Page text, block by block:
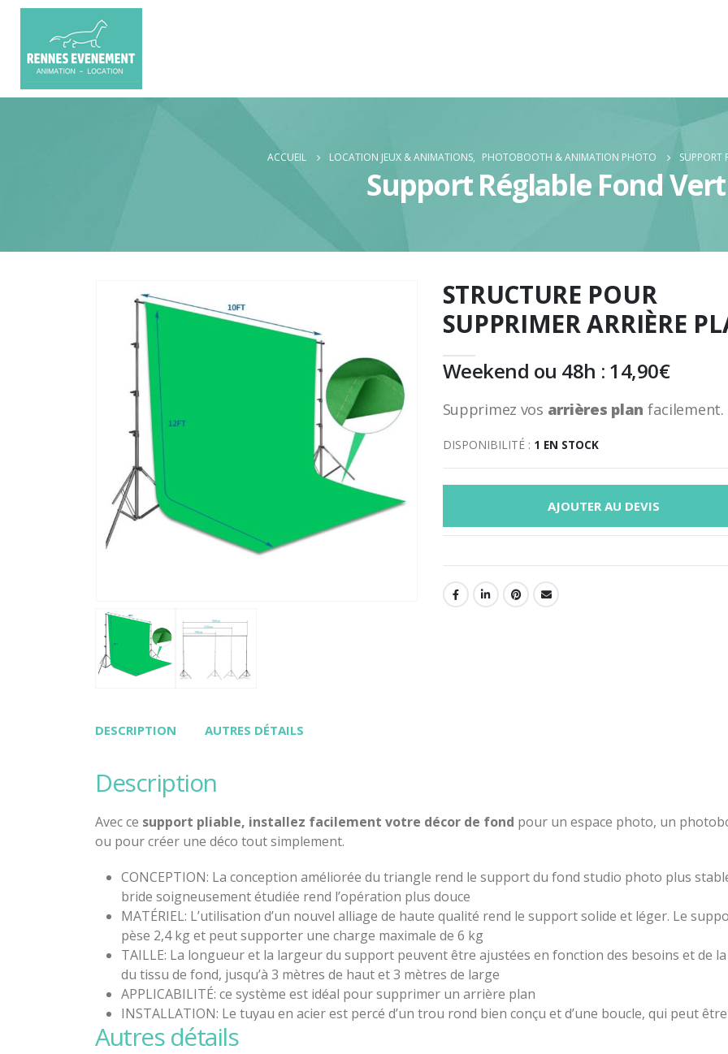
ACCUEIL LOCATION JEUX & ANIMATIONS, PHOTOBOOTH & ANIMATION PHOTO SUPPORT
Support Réglable Fond Vert
STRUCTURE POUR
SUPPRIMER ARRIÈRE
Weekend ou 48h : 14,90€
Supprimez vos arrières plan facilement.
DISPONIBILITÉ : 1 EN STOCK
AJOUTER AU DEVIS
DESCRIPTION AUTRES DÉTAILS
description
Avec ce support pliable, installez facilement votre décor de fond pour un espace photo, un
ou pour créer une déco tout simplement.
CONCEPTION: La conception améliorée du triangle rend le support du fond studio photo plus
bride soigneusement étudiée rend l’opération plus douce
MATÉRIEL: L’utilisation d’un nouvel alliage de haute qualité rend le support solide et léger. Le
pèse 2,4 kg et peut supporter une charge maximale de 6 kg
TAILLE: La longueur et la largeur du support peuvent être ajustées en fonction des besoins et de
du tissu de fond, jusqu’à 3 mètres de haut et 3 mètres de large
APPLICABILITÉ: ce système est idéal pour supprimer un arrière plan
INSTALLATION: Le tuyau en acier est percé d’un trou rond bien conçu et d’une boucle, qui peut être
rapidement installé avec un écrou correspondant.
autres détails